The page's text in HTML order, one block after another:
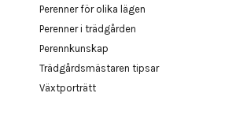
Perenner för olika lägen
Perenner i trädgården
Perennkunskap
Trädgårdsmästaren tipsar
Växtporträtt